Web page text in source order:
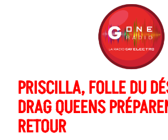
PRISCILLA, FOLLE DU
DRAG QUEENS
RETOUR